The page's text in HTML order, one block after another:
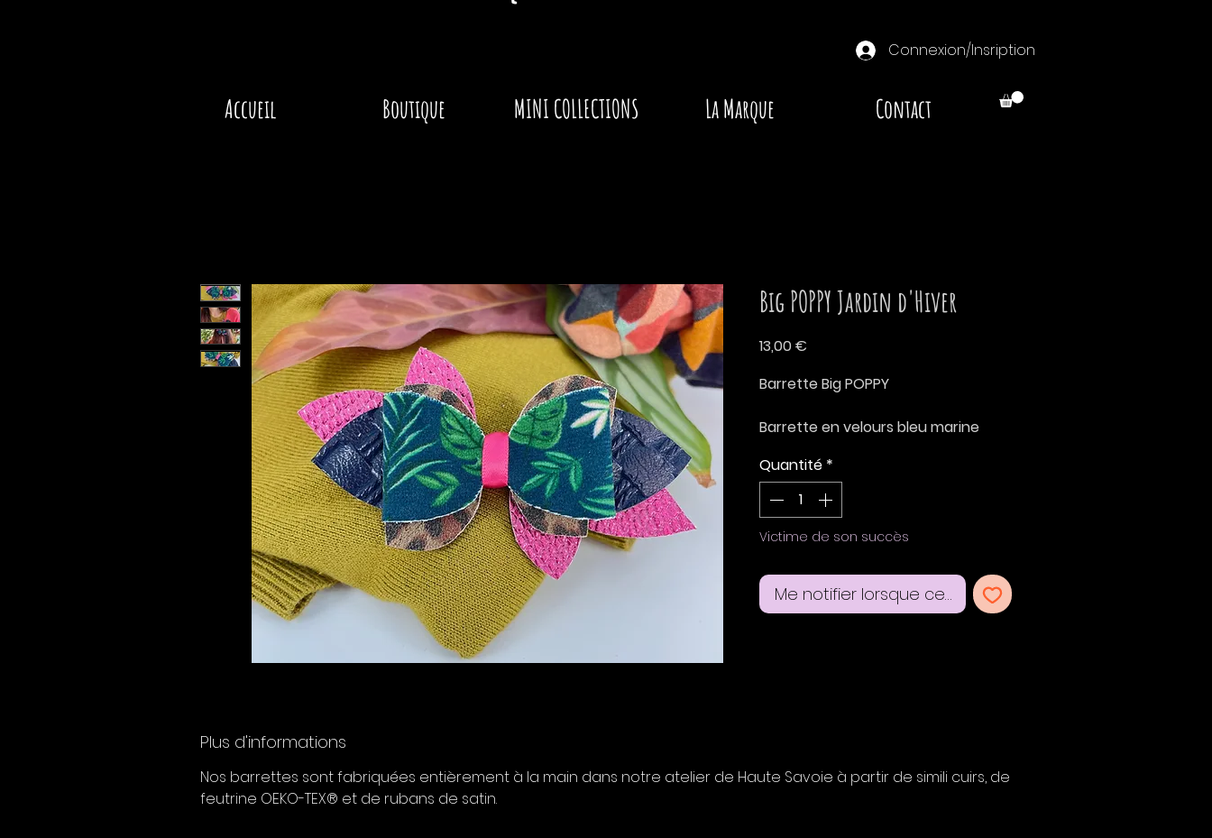
Connexion/Insription
Accueil Boutique MINI COLLECTIONS La Marque Contact
Big POPPY Jardin d'Hiver
13,00 €
Barrette Big POPPY
Barrette en velours bleu marine
bleu nuit texturé et simili écailles
rose nacré.
Taille barrette: 10,5*5 cm
Quantité *
Victime de son succès
Me notifier lorsque cet article est disponible
Plus d'informations
Nos barrettes sont fabriquées entièrement à la main dans notre atelier de Haute Savoie à partir de simili cuirs, de
feutrine OEKO-TEX® et de rubans de satin.